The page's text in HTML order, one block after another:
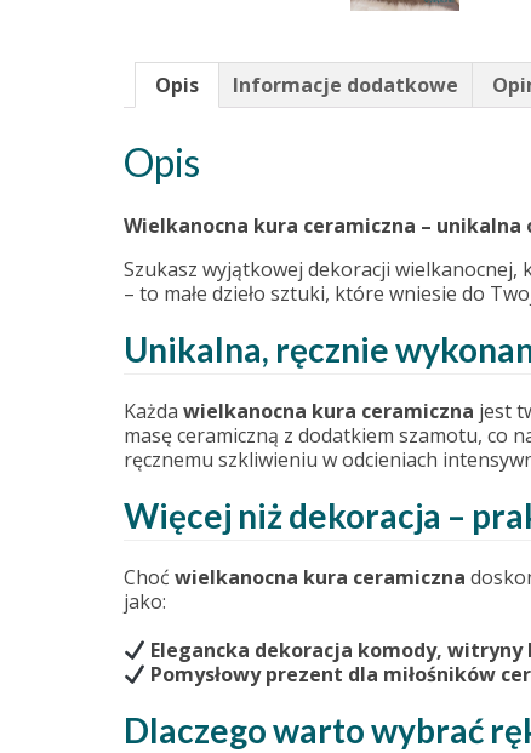
Opis Informacje dodatkowe
Opis
Wielkanocna kura ceramiczna –
Szukasz wyjątkowej dekoracji wielkanocnej,
– to małe dzieło sztuki, które wniesie do
Unikalna, ręcznie
Każda wielkanocna kura ceramiczna jest
masę ceramiczną z dodatkiem szamotu, co
ręcznemu szkliwieniu w odcieniach
Więcej niż dekoracja –
Choć wielkanocna kura ceramiczna
jako:
Elegancka dekoracja komody, witryny
Pomysłowy prezent dla miłośników
Dlaczego warto wybrać